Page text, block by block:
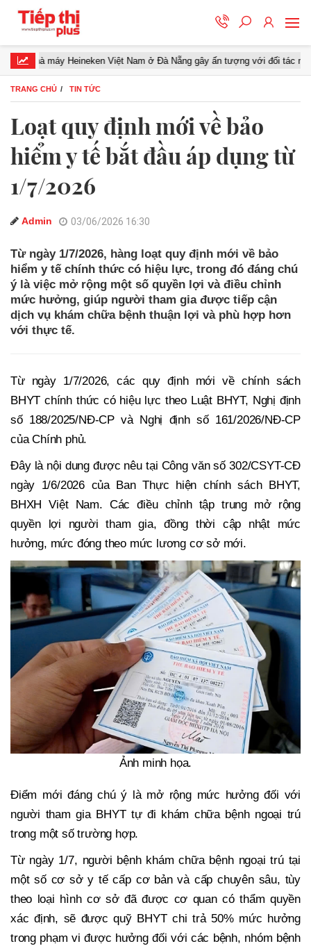
máy Heineken Việt Nam ở Đà Nẵng gây ấn tượng với đối tác miền Trung
TRANG CHỦ TIN TỨC
Loạt quy định mới về bảo
hiểm y tế bắt đầu áp dụng từ
1/7/2026
Admin 03/06/2026 16:30
Từ ngày 1/7/2026, hàng loạt quy định mới về bảo
hiểm y tế chính thức có hiệu lực, trong đó đáng chú
ý là việc mở rộng một số quyền lợi và điều chỉnh
mức hưởng, giúp người tham gia được tiếp cận
dịch vụ khám chữa bệnh thuận lợi và phù hợp hơn
với thực tế.
Từ ngày 1/7/2026, các quy định mới về chính sách
BHYT chính thức có hiệu lực theo Luật BHYT, Nghị định
số 188/2025/NĐ-CP và Nghị định số 161/2026/NĐ-CP
của Chính phủ.
Đây là nội dung được nêu tại Công văn số 302/CSYT-CĐ
ngày 1/6/2026 của Ban Thực hiện chính sách BHYT,
BHXH Việt Nam. Các điều chỉnh tập trung mở rộng
quyền lợi người tham gia, đồng thời cập nhật mức
hưởng, mức đóng theo mức lương cơ sở mới.
Ảnh minh họa.
Điểm mới đáng chú ý là mở rộng mức hưởng đối với
người tham gia BHYT tự đi khám chữa bệnh ngoại trú
trong một số trường hợp.
Từ ngày 1/7, người bệnh khám chữa bệnh ngoại trú tại
một số cơ sở y tế cấp cơ bản và cấp chuyên sâu, tùy
theo loại hình cơ sở đã được cơ quan có thẩm quyền
xác định, sẽ được quỹ BHYT chi trả 50% mức hưởng
trong phạm vi được hưởng đối với các bệnh, nhóm bệnh